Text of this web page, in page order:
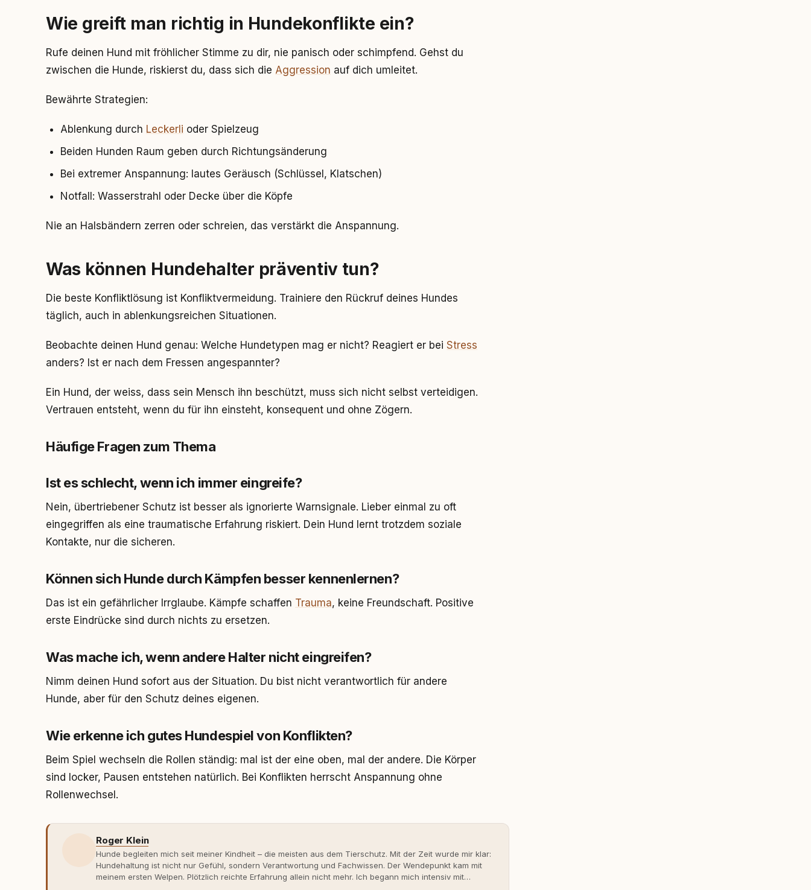
Wie greift man richtig in Hundekonflikte ein?
Rufe deinen Hund mit fröhlicher Stimme zu dir, nie panisch oder schimpfend. Gehst du
zwischen die Hunde, riskierst du, dass sich die Aggression auf dich umleitet.
Bewährte Strategien:
Ablenkung durch Leckerli oder Spielzeug
Beiden Hunden Raum geben durch Richtungsänderung
Bei extremer Anspannung: lautes Geräusch (Schlüssel, Klatschen)
Notfall: Wasserstrahl oder Decke über die Köpfe
Nie an Halsbändern zerren oder schreien, das verstärkt die Anspannung.
Was können Hundehalter präventiv tun?
Die beste Konfliktlösung ist Konfliktvermeidung. Trainiere den Rückruf deines Hundes
täglich, auch in ablenkungsreichen Situationen.
Beobachte deinen Hund genau: Welche Hundetypen mag er nicht? Reagiert er bei Stress
anders? Ist er nach dem Fressen angespannter?
Ein Hund, der weiss, dass sein Mensch ihn beschützt, muss sich nicht selbst verteidigen.
Vertrauen entsteht, wenn du für ihn einsteht, konsequent und ohne Zögern.
Häufige Fragen zum Thema
Ist es schlecht, wenn ich immer eingreife?
Nein, übertriebener Schutz ist besser als ignorierte Warnsignale. Lieber einmal zu oft
eingegriffen als eine traumatische Erfahrung riskiert. Dein Hund lernt trotzdem soziale
Kontakte, nur die sicheren.
Können sich Hunde durch Kämpfen besser kennenlernen?
Das ist ein gefährlicher Irrglaube. Kämpfe schaffen Trauma, keine Freundschaft. Positive
erste Eindrücke sind durch nichts zu ersetzen.
Was mache ich, wenn andere Halter nicht eingreifen?
Nimm deinen Hund sofort aus der Situation. Du bist nicht verantwortlich für andere
Hunde, aber für den Schutz deines eigenen.
Wie erkenne ich gutes Hundespiel von Konflikten?
Beim Spiel wechseln die Rollen ständig: mal ist der eine oben, mal der andere. Die Körper
sind locker, Pausen entstehen natürlich. Bei Konflikten herrscht Anspannung ohne
Rollenwechsel.
Roger Klein
Hunde begleiten mich seit meiner Kindheit – die meisten aus dem Tierschutz. Mit der Zeit wurde mir klar:
Hundehaltung ist nicht nur Gefühl, sondern Verantwortung und Fachwissen. Der Wendepunkt kam mit
meinem ersten Welpen. Plötzlich reichte Erfahrung allein nicht mehr. Ich begann mich intensiv mit